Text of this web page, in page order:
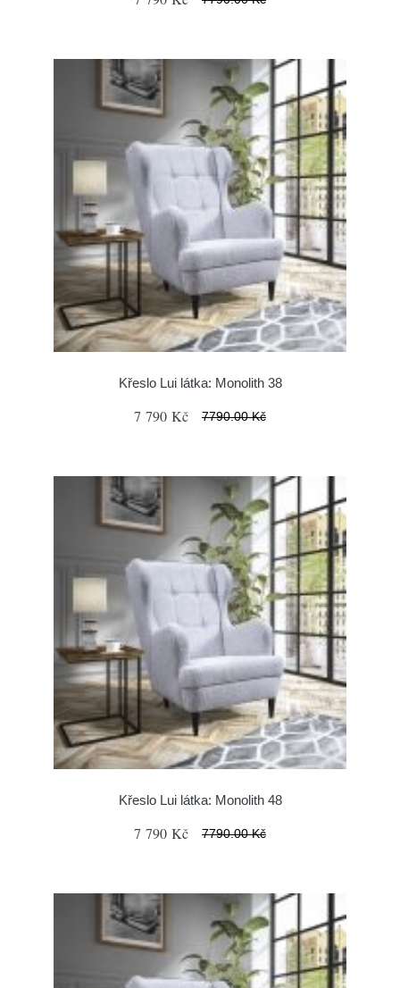
Křeslo Lui látka: Monolith 38
7 790 Kč 7790.00 Kč
Křeslo Lui látka: Monolith 48
7 790 Kč 7790.00 Kč